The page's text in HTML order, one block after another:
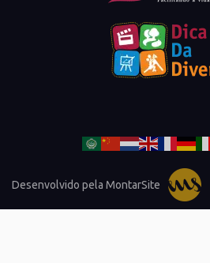
Desenvolvido pela MontarSite